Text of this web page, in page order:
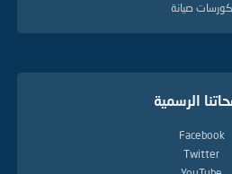
كورسات صيانة
الرسمية
Facebook
Twitter